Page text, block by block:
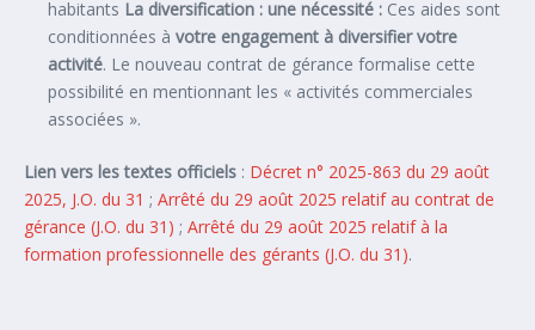
habitants La diversification : une nécessité : Ces aides sont
conditionnées à votre engagement à diversifier votre
activité. Le nouveau contrat de gérance formalise cette
possibilité en mentionnant les « activités commerciales
associées ».
Lien vers les textes officiels : Décret n° 2025-863 du 29 août
2025, J.O. du 31 ; Arrêté du 29 août 2025 relatif au contrat de
gérance (J.O. du 31) ; Arrêté du 29 août 2025 relatif à la
formation professionnelle des gérants (J.O. du 31).